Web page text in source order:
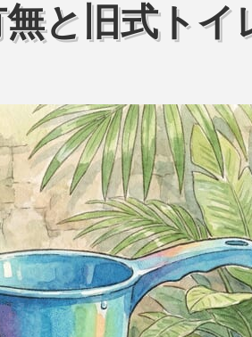
と旧式トイ